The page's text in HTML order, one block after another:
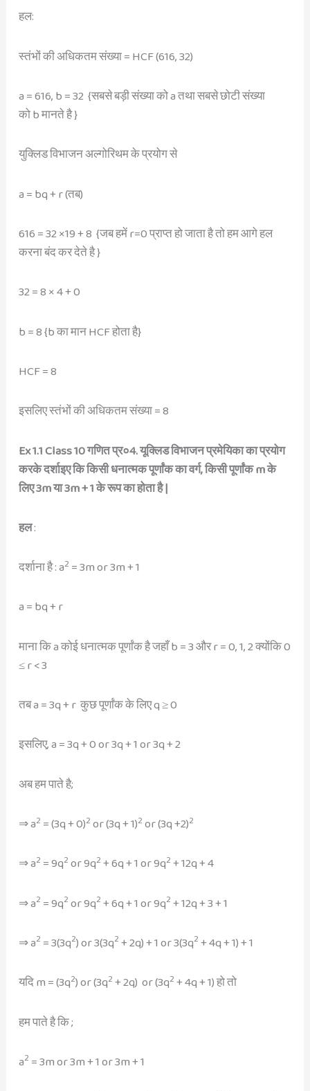
हल:
स्तंभों की अधिकतम संख्या = HCF (616, 32)
a = 616, b = 32 {सबसे बड़ी संख्या को a तथा सबसे छोटी संख्या
को b मानते है }
युक्लिड विभाजन अल्गोरिथम के प्रयोग से
a = bq + r (तब)
616 = 32 ×19 + 8 {जब हमें r=0 प्राप्त हो जाता है तो हम आगे हल
करना बंद कर देते है }
32 = 8 × 4 + 0
b = 8 {b का मान HCF होता है}
HCF = 8
इसलिए स्तंभों की अधिकतम संख्या = 8
Ex 1.1 Class 10 गणित प्र०4. यूक्लिड विभाजन प्रमेयिका का प्रयोग
करके दर्शाइए कि किसी धनात्मक पूर्णांक का वर्ग, किसी पूर्णांक m के
लिए 3m या 3m + 1 के रूप का होता है |
हल:
दर्शाना है : a2 = 3m or 3m + 1
a = bq + r
माना कि a कोई धनात्मक पूर्णांक है जहाँ b = 3 और r = 0, 1, 2 क्योंकि 0
≤ r < 3
तब a = 3q + r कुछ पूर्णांक के लिए q ≥ 0
इसलिए, a = 3q + 0 or 3q + 1 or 3q + 2
अब हम पाते है;
⇒ a2 = (3q + 0)2 or (3q + 1)2 or (3q +2)2
⇒ a2 = 9q2 or 9q2 + 6q + 1 or 9q2 + 12q + 4
⇒ a2 = 9q2 or 9q2 + 6q + 1 or 9q2 + 12q + 3 + 1
⇒ a2 = 3(3q2) or 3(3q2 + 2q) + 1 or 3(3q2 + 4q + 1) + 1
यदि m = (3q2) or (3q2 + 2q) or (3q2 + 4q + 1) हो तो
हम पाते है कि ;
a2 = 3m or 3m + 1 or 3m + 1